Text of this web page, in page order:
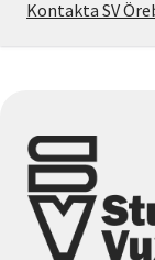
Kontakta SV